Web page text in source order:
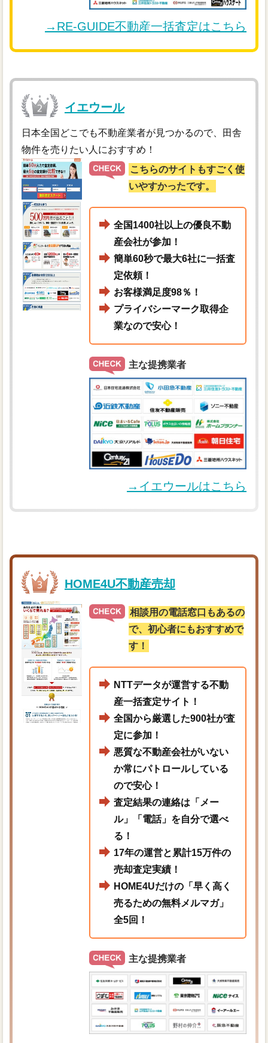
→RE-GUIDE不動産一括査定はこちら
イエウール
日本全国どこでも不動産業者が見つかるので、田舎
物件を売りたい人におすすめ！
こちらのサイトもすごく使
いやすかったです。
全国1400社以上の優良不動
産会社が参加！
簡単60秒で最大6社に一括査
定依頼！
お客様満足度98％！
プライバシーマーク取得企
業なので安心！
主な提携業者
→イエウールはこちら
HOME4U不動産売却
相談用の電話窓口もあるの
で、初心者にもおすすめで
す！
NTTデータが運営する不動
産一括査定サイト！
全国から厳選した900社が査
定に参加！
悪質な不動産会社がいない
か常にパトロールしている
ので安心！
査定結果の連絡は「メー
ル」「電話」を自分で選べ
る！
17年の運営と累計15万件の
売却査定実績！
HOME4Uだけの「早く高く
売るための無料メルマガ」
全5回！
主な提携業者